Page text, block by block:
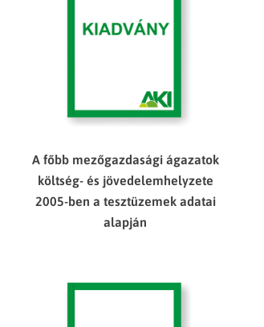
A főbb mezőgazdasági ágazatok
költség- és jövedelemhelyzete
2005-ben a tesztüzemek adatai
alapján